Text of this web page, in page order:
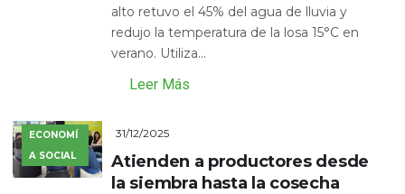
alto retuvo el 45% del agua de lluvia y
redujo la temperatura de la losa 15°C en
verano. Utiliza...
Leer Más
ECONOMÍ
A SOCIAL
31/12/2025
Atienden a productores desde
la siembra hasta la cosecha